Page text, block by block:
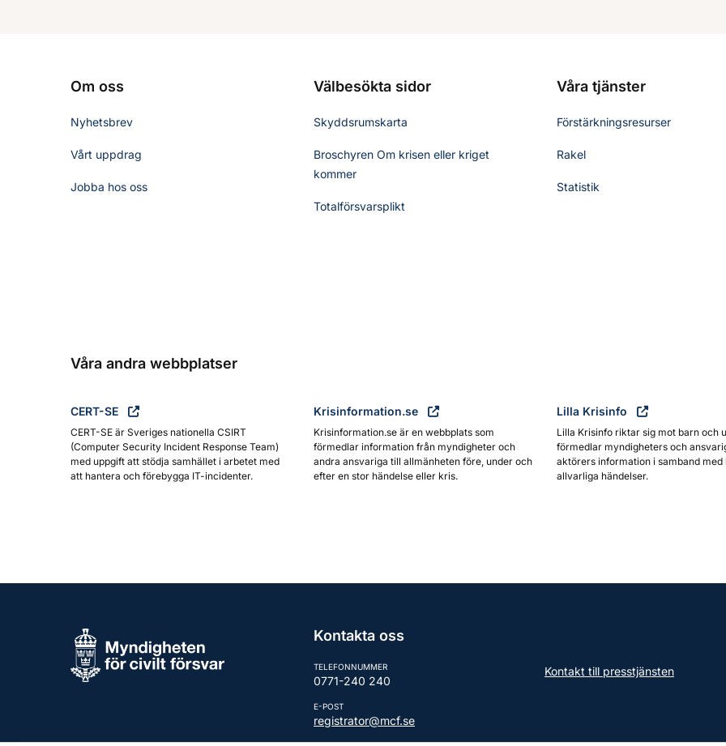
Om oss
Nyhetsbrev
Vårt uppdrag
Jobba hos oss
Välbesökta sidor
Skyddsrumskarta
Broschyren Om krisen eller kriget
kommer
Totalförsvarsplikt
Våra tjänster
Förstärkningsresurser
Rakel
Statistik
Våra andra webbplatser
CERT-SE
CERT-SE är Sveriges nationella CSIRT
(Computer Security Incident Response Team)
med uppgift att stödja samhället i arbetet med
att hantera och förebygga IT-incidenter.
Krisinformation.se
Krisinformation.se är en webbplats som
förmedlar information från myndigheter och
andra ansvariga till allmänheten före, under och
efter en stor händelse eller kris.
Lilla Krisinfo
Lilla Krisinfo riktar sig mot barn och
förmedlar myndigheters och
aktörers information i samband
allvarliga händelser.
Kontakta oss
TELEFONNUMMER
0771-240 240
E-POST
registrator@mcf.se
Kontakt till presstjänsten